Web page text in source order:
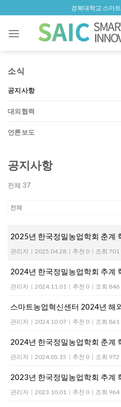
content
경북대학교 스마
소식
공지사항
대외협력
언론보도
공지사항
전체 37
2025년 한국정밀농업학회 춘계
관리자 | 2025.04.28 | 추천 0 | 조회 701
2024년 한국정밀농업학회 추계
관리자 | 2024.11.01 | 추천 0 | 조회 846
스마트농업혁신센터 2024년 해
관리자 | 2024.10.07 | 추천 0 | 조회 861
2024년 한국정밀농업학회 춘계
관리자 | 2024.05.15 | 추천 0 | 조회 972
2023년 한국정밀농업학회 추계
관리자 | 2023.10.01 | 추천 0 | 조회 964